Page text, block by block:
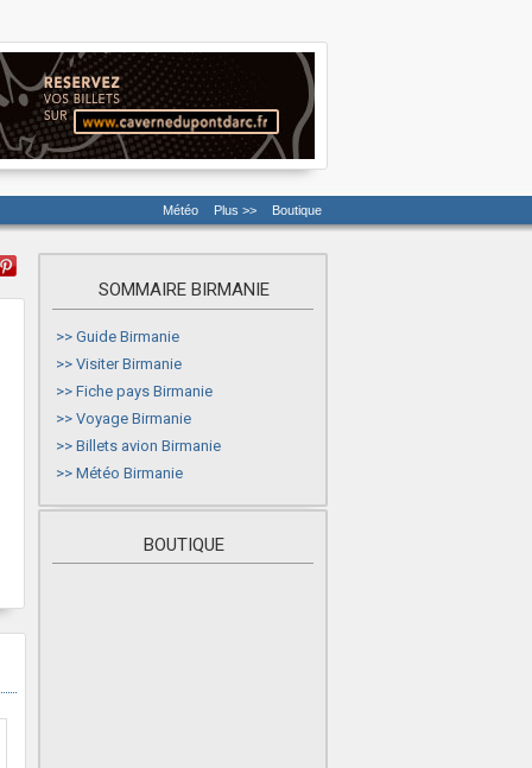
Météo Plus >> Boutique
SOMMAIRE BIRMANIE
>> Guide Birmanie
>> Visiter Birmanie
>> Fiche pays Birmanie
>> Voyage Birmanie
>> Billets avion Birmanie
>> Météo Birmanie
BOUTIQUE